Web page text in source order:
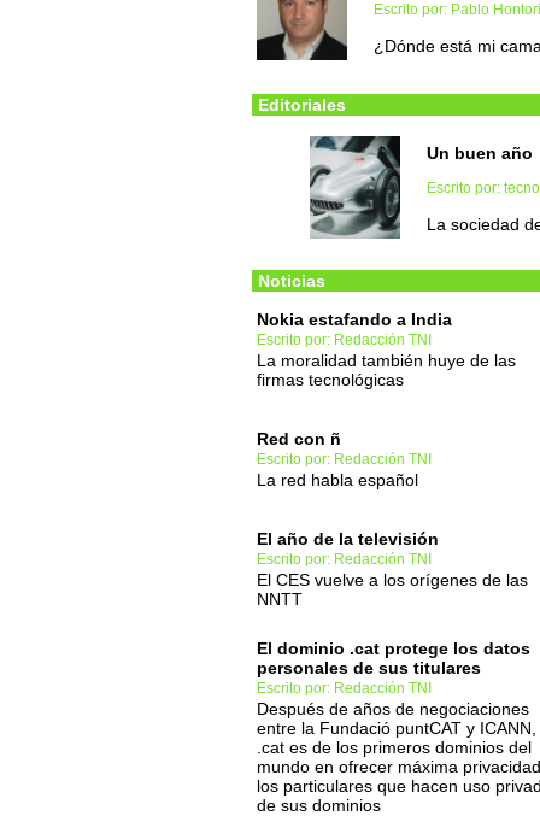
Escrito por: Pablo
¿Dónde está mi
Editoriales
Un buen año
Escrito por:
La sociedad
Noticias
Nokia estafando a India
Escrito por: Redacción TNI
La moralidad también huye de las
firmas tecnológicas
Red con ñ
Escrito por: Redacción TNI
La red habla español
El año de la televisión
Escrito por: Redacción TNI
El CES vuelve a los orígenes de las
NNTT
El dominio .cat protege los datos
personales de sus titulares
Escrito por: Redacción TNI
Después de años de negociaciones
entre la Fundació puntCAT y ICANN,
.cat es de los primeros dominios del
mundo en ofrecer máxima
los particulares que hacen uso
de sus dominios